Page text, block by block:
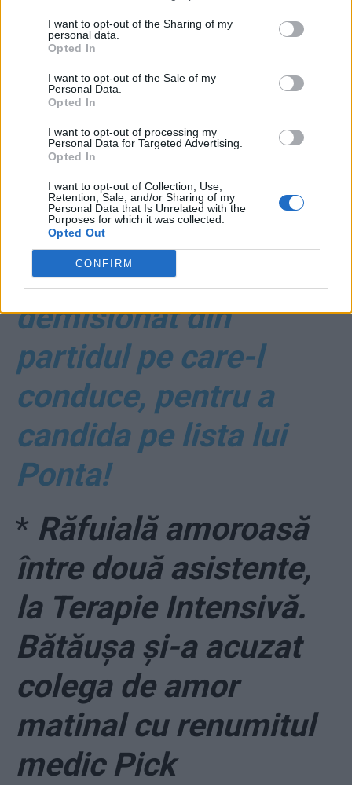
I want to opt-out of the Sharing of my
personal data.
Opted In
I want to opt-out of the Sale of my
Personal Data.
Opted In
I want to opt-out of processing my
Personal Data for Targeted Advertising.
Opted In
I want to opt-out of Collection, Use,
Retention, Sale, and/or Sharing of my
Personal Data that Is Unrelated with the
Purposes for which it was collected.
Opted Out
CONFIRM
ad
*De frica pușcăriei,
Tăriceanu a
demisionat din
partidul pe care-l
conduce, pentru a
candida pe lista lui
Ponta!
* Răfuială amoroasă
între două asistente,
la Terapie Intensivă.
Bătăușa și-a acuzat
colega de amor
matinal cu renumitul
medic Pick